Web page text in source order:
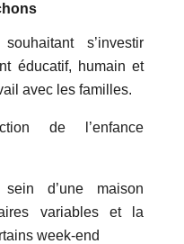
s’investir
éducatif, humain et
avec les familles.
de l’enfance
d’une maison
variables et la
week-end